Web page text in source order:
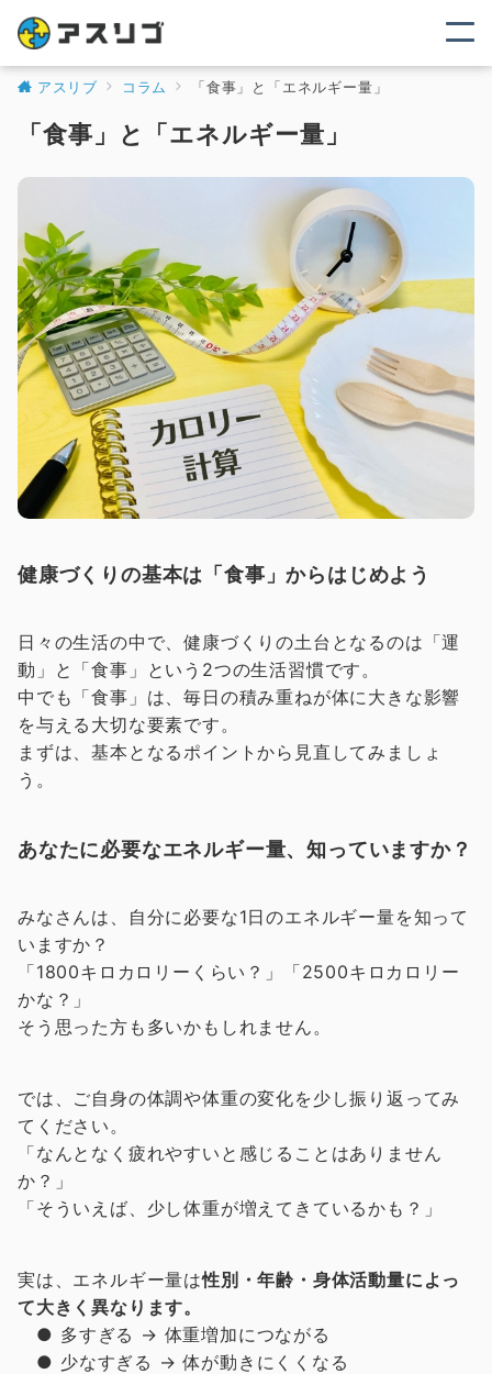
アスリブ コラム 「食事」と「エネルギー量」
「食事」と「エネルギー量」
健康づくりの基本は「食事」からはじめよう
日々の生活の中で、健康づくりの土台となるのは「運
動」と「食事」という2つの生活習慣です。
中でも「食事」は、毎日の積み重ねが体に大きな影響
を与える大切な要素です。
まずは、基本となるポイントから見直してみましょ
う。
あなたに必要なエネルギー量、知っていますか？
みなさんは、自分に必要な1日のエネルギー量を知って
いますか？
「1800キロカロリーくらい？」「2500キロカロリー
かな？」
そう思った方も多いかもしれません。
では、ご自身の体調や体重の変化を少し振り返ってみ
てください。
「なんとなく疲れやすいと感じることはありません
か？」
「そういえば、少し体重が増えてきているかも？」
実は、エネルギー量は性別・年齢・身体活動量によっ
て大きく異なります。
● 多すぎる → 体重増加につながる
● 少なすぎる → 体が動きにくくなる